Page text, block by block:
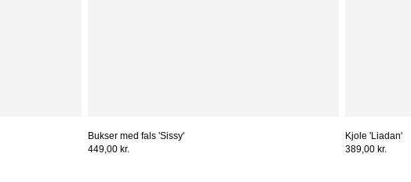
Bukser med fals 'Sissy'
449,00 kr.
Kjole 'Liadan'
389,00 kr.